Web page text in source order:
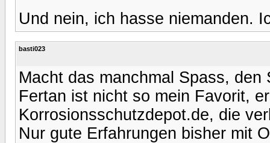
Und nein, ich hasse niemanden.
basti023
Macht das manchmal Spass,
Fertan ist nicht so mein Favorit,
Korrosionsschutzdepot.de, die
Nur gute Erfahrungen bisher mit